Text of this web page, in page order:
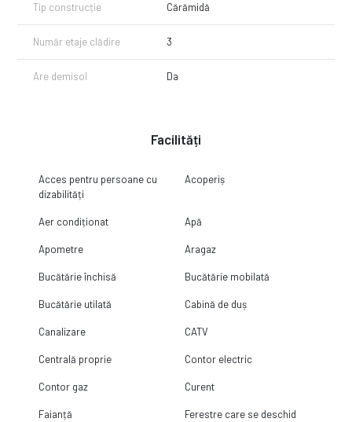
Tip construcție Cărămidă
Număr etaje clădire 3
Are demisol Da
Facilități
Acces pentru persoane cu
dizabilități
Acoperiș
Aer condiționat Apă
Apometre Aragaz
Bucătărie închisă Bucătărie mobilată
Bucătărie utilată Cabină de duș
Canalizare CATV
Centrală proprie Contor electric
Contor gaz Curent
Faianță Ferestre care se deschid